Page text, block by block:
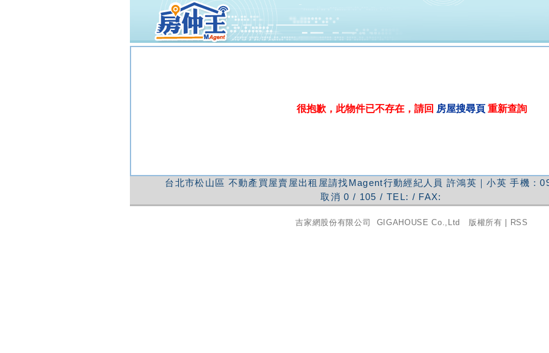
很抱歉，此物件已不存在，請回 房屋搜尋頁 重新查詢
台北市松山區 不動產買屋賣屋出租屋請找Magent行動經紀人員 許鴻英｜小英 手機：
取消 0 / 105 / TEL: / FAX:
吉家網股份有限公司 GIGAHOUSE Co.,Ltd 版權所有 | RSS